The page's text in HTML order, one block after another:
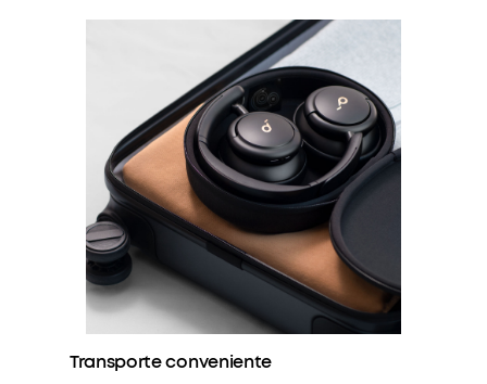
Transporte conveniente